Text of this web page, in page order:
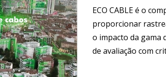
Distribuição de Energia
Eletrónica, Informática e
Telecomunicações
Energias renováveis
ECO CABLE é o
proporcionar
o impacto da gama
de avaliação com